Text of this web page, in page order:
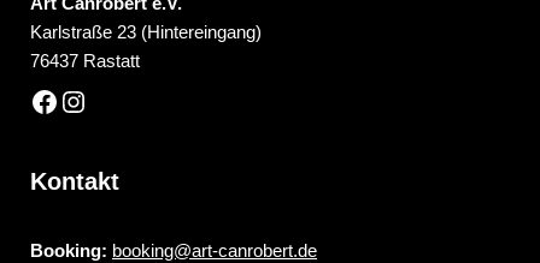
Karlstraße 23 (Hintereingang)
76437 Rastatt
Kontakt
Booking: booking@art-canrobert.de